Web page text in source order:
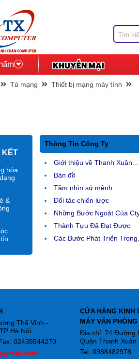
Tủ mạng Thiết bị mạng máy tính
KẾT
hóa
&
Thông Tin Công Ty
Giới thiệu về Thanh Xuân...
Bản đồ
Tầm nhìn sứ mệnh
Đối tác chiến lược
Những Bước Ngoặt Của
Thành Tựu Đã Đạt Được
Các Bước Phát Triển
Thế Vinh -
Hà Nội
02435544270
CỬA HÀNG KINH
MÁY VĂN PHÒNG
Địa chỉ: 74 Đường
Quận Thanh Xuân
Tel: 0988482978